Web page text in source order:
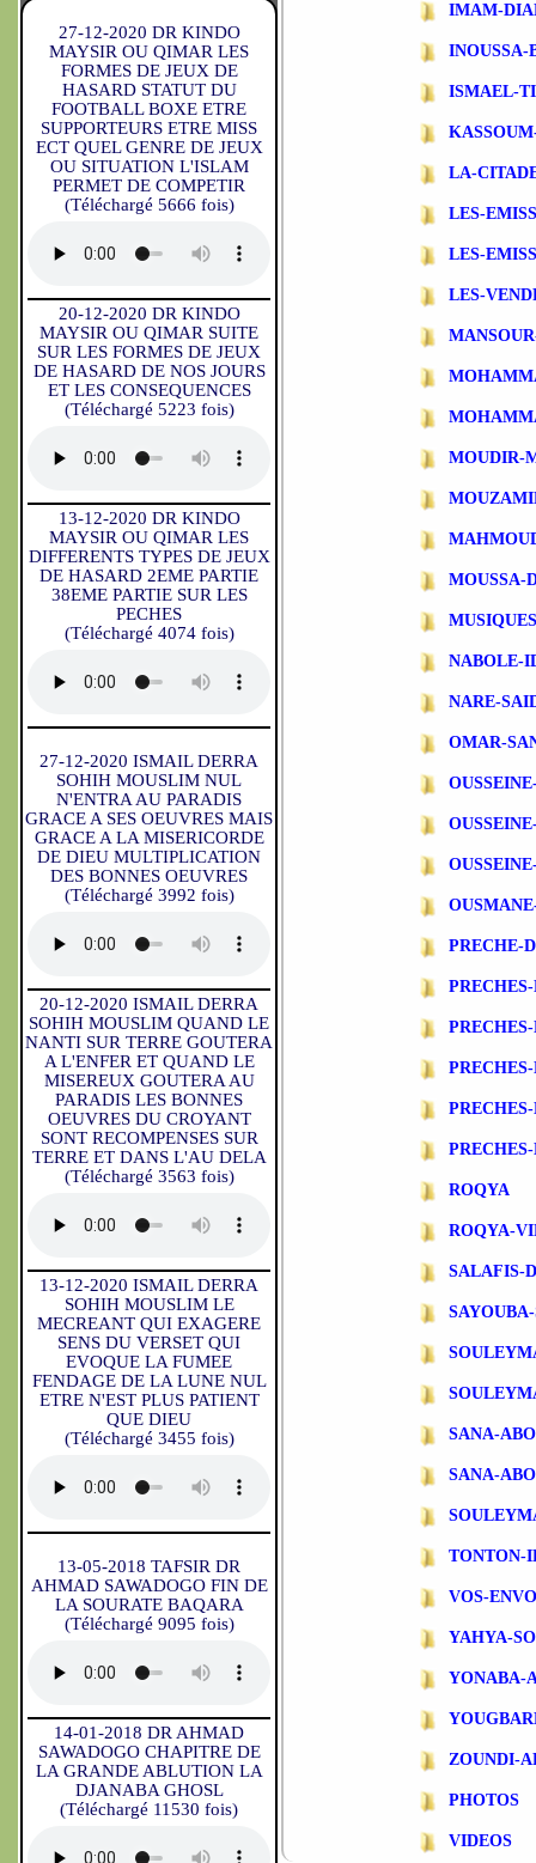
27-12-2020 DR KINDO
MAYSIR OU QIMAR LES
FORMES DE JEUX DE
HASARD STATUT DU
FOOTBALL BOXE ETRE
SUPPORTEURS ETRE MISS
ECT QUEL GENRE DE JEUX
OU SITUATION L'ISLAM
PERMET DE COMPETIR
(Téléchargé 5666 fois)
20-12-2020 DR KINDO
MAYSIR OU QIMAR SUITE
SUR LES FORMES DE JEUX
DE HASARD DE NOS JOURS
ET LES CONSEQUENCES
(Téléchargé 5223 fois)
13-12-2020 DR KINDO
MAYSIR OU QIMAR LES
DIFFERENTS TYPES DE JEUX
DE HASARD 2EME PARTIE
38EME PARTIE SUR LES
PECHES
(Téléchargé 4074 fois)
27-12-2020 ISMAIL DERRA
SOHIH MOUSLIM NUL
N'ENTRA AU PARADIS
GRACE A SES OEUVRES MAIS
GRACE A LA MISERICORDE
DE DIEU MULTIPLICATION
DES BONNES OEUVRES
(Téléchargé 3992 fois)
20-12-2020 ISMAIL DERRA
SOHIH MOUSLIM QUAND LE
NANTI SUR TERRE GOUTERA
A L'ENFER ET QUAND LE
MISEREUX GOUTERA AU
PARADIS LES BONNES
OEUVRES DU CROYANT
SONT RECOMPENSES SUR
TERRE ET DANS L'AU DELA
(Téléchargé 3563 fois)
13-12-2020 ISMAIL DERRA
SOHIH MOUSLIM LE
MECREANT QUI EXAGERE
SENS DU VERSET QUI
EVOQUE LA FUMEE
FENDAGE DE LA LUNE NUL
ETRE N'EST PLUS PATIENT
QUE DIEU
(Téléchargé 3455 fois)
13-05-2018 TAFSIR DR
AHMAD SAWADOGO FIN DE
LA SOURATE BAQARA
(Téléchargé 9095 fois)
14-01-2018 DR AHMAD
SAWADOGO CHAPITRE DE
LA GRANDE ABLUTION LA
DJANABA GHOSL
(Téléchargé 11530 fois)
IMAM-
INOUSSA-
ISMAEL-
LA-
LES-
LES-
LES-
MOUDIR-
MOUSSA-
NABOLE-
NARE-
OMAR-
PRECHE-
ROQYA
ROQYA-
SALAFIS-
SANA-
SANA-
TONTON-
VOS-
YAHYA-
YONABA-
ZOUNDI-
PHOTOS
VIDEOS